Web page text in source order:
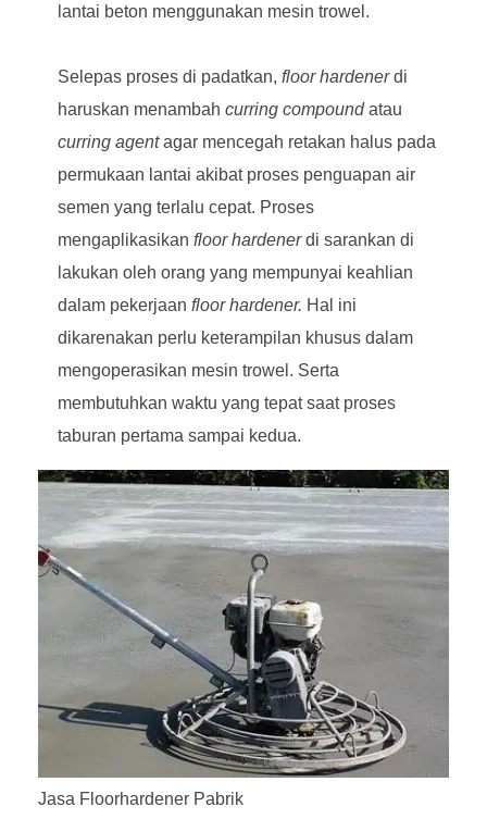
lantai beton menggunakan mesin trowel.
Selepas proses di padatkan, floor hardenerdi
haruskan menambah curring compoundatau
curring agentagar mencegah retakan halus pada
permukaan lantai akibat proses penguapan air
semen yang terlalu cepat. Proses
mengaplikasikan floor hardenerdi sarankan di
lakukan oleh orang yang mempunyai keahlian
dalam pekerjaan floor hardener. Hal ini
dikarenakan perlu keterampilan khusus dalam
mengoperasikan mesin trowel. Serta
membutuhkan waktu yang tepat saat proses
taburan pertama sampai kedua.
Jasa Floorhardener Pabrik